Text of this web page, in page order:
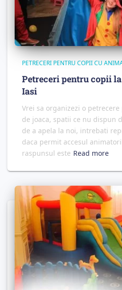
PETRECERI PENTRU COPII CU
Petreceri pentru copii
Iasi
Vrei sa organizezi o
de joaca, spatii ce nu dispun
de a apela la noi, intrebati
daca permit accesul
raspunsul este Read more